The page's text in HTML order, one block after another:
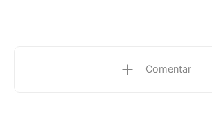
Comentar